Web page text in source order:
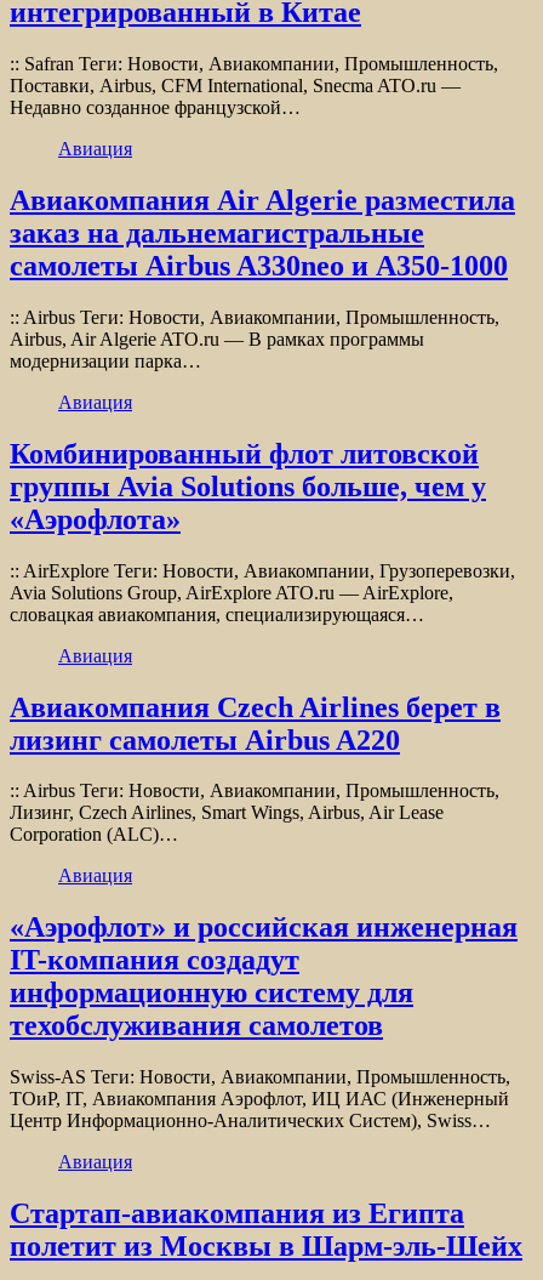
интегрированный в Китае
:: Safran Теги: Новости, Авиакомпании, Промышленность,
Поставки, Airbus, CFM International, Snecma ATO.ru —
Недавно созданное французской…
Авиация
Авиакомпания Air Algerie разместила
заказ на дальнемагистральные
самолеты Airbus A330neo и A350-1000
:: Airbus Теги: Новости, Авиакомпании, Промышленность,
Airbus, Air Algerie ATO.ru — В рамках программы
модернизации парка…
Авиация
Комбинированный флот литовской
группы Avia Solutions больше, чем у
«Аэрофлота»
:: AirExplore Теги: Новости, Авиакомпании, Грузоперевозки,
Avia Solutions Group, AirExplore ATO.ru — AirExplore,
словацкая авиакомпания, специализирующаяся…
Авиация
Авиакомпания Czech Airlines берет в
лизинг самолеты Airbus A220
:: Airbus Теги: Новости, Авиакомпании, Промышленность,
Лизинг, Czech Airlines, Smart Wings, Airbus, Air Lease
Corporation (ALC)…
Авиация
«Аэрофлот» и российская инженерная
IT-компания создадут
информационную систему для
техобслуживания самолетов
Swiss-AS Теги: Новости, Авиакомпании, Промышленность,
ТОиР, IT, Авиакомпания Аэрофлот, ИЦ ИАС (Инженерный
Центр Информационно-Аналитических Систем), Swiss…
Авиация
Стартап-авиакомпания из Египта
полетит из Москвы в Шарм-эль-Шейх